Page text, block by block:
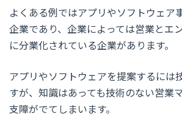
よくある例ではアプリやソフトウェア
企業であり、企業によっては営業とエ
に分業化されている企業があります。
アプリやソフトウェアを提案するには
すが、知識はあっても技術のない営業
支障がでてしまいます。